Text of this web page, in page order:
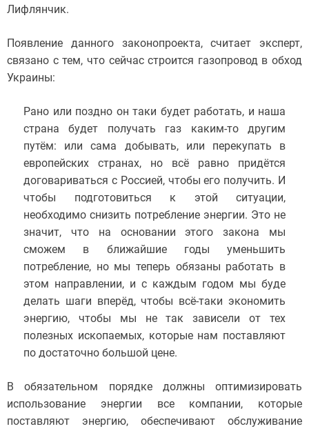
Лифлянчик.
Появление данного законопроекта, считает эксперт,
связано с тем, что сейчас строится газопровод в обход
Украины:
Рано или поздно он таки будет работать, и наша
страна будет получать газ каким-то другим
путём: или сама добывать, или перекупать в
европейских странах, но всё равно придётся
договариваться с Россией, чтобы его получить. И
чтобы подготовиться к этой ситуации,
необходимо снизить потребление энергии. Это не
значит, что на основании этого закона мы
сможем в ближайшие годы уменьшить
потребление, но мы теперь обязаны работать в
этом направлении, и с каждым годом мы буде
делать шаги вперёд, чтобы всё-таки экономить
энергию, чтобы мы не так зависели от тех
полезных ископаемых, которые нам поставляют
по достаточно большой цене.
В обязательном порядке должны оптимизировать
использование энергии все компании, которые
поставляют энергию, обеспечивают обслуживание